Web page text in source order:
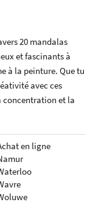
20 mandalas
et fascinants à
à la peinture. Que tu
avec ces
concentration et la
en ligne